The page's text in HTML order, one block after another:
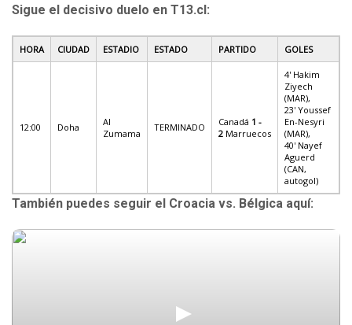
Sigue el decisivo duelo en T13.cl:
HORA CIUDAD ESTADIO ESTADO PARTIDO GOLES
12:00 Doha
Al
Zumama
TERMINADO Canadá 1 -
2 Marruecos
4' Hakim
Ziyech
(MAR),
23' Youssef
En-Nesyri
(MAR),
40' Nayef
Aguerd
(CAN,
autogol)
También puedes seguir el Croacia vs. Bélgica aquí: